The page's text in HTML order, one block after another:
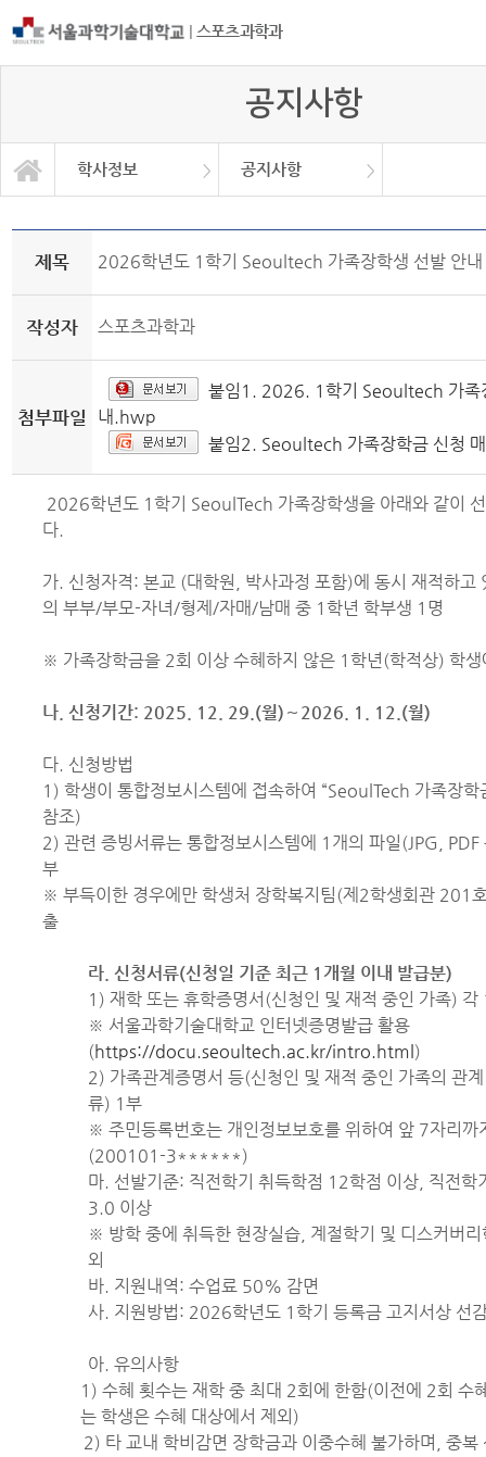
| 스포츠과학과
공지사항
학사정보 공지사항
학과소개
교과과정
학사정보
대학원
정보광장
커뮤니티
학사일정
공지사항
자유게시판
취업정보
자료실
제목 2026학년도 1학기 Seoultech 가족장학생 선발 안내
작성자 스포츠과학과
첨부파일
붙임1. 2026. 1학기 Seoultech 가족
내.hwp
붙임2. Seoultech 가족장학금 신청
2026학년도 1학기 SeoulTech 가족장학생을 아래와 같이
다.
가. 신청자격: 본교 (대학원, 박사과정 포함)에 동시 재적하고
의 부부/부모-자녀/형제/자매/남매 중 1학년 학부생 1명
※ 가족장학금을 2회 이상 수혜하지 않은 1학년(학적상) 학생
나. 신청기간: 2025. 12. 29.(월)～2026. 1. 12.(월)
다. 신청방법
1) 학생이 통합정보시스템에 접속하여 “SeoulTech 가족장학
참조)
2) 관련 증빙서류는 통합정보시스템에 1개의 파일(JPG, PDF
부
※ 부득이한 경우에만 학생처 장학복지팀(제2학생회관 201
출
라. 신청서류(신청일 기준 최근 1개월 이내 발급분)
1) 재학 또는 휴학증명서(신청인 및 재적 중인 가족) 각
※ 서울과학기술대학교 인터넷증명발급 활용
(https://docu.seoultech.ac.kr/intro.html)
2) 가족관계증명서 등(신청인 및 재적 중인 가족의 관
류) 1부
※ 주민등록번호는 개인정보보호를 위하여 앞 7자리까
(200101-3******)
마. 선발기준: 직전학기 취득학점 12학점 이상, 직전학
3.0 이상
※ 방학 중에 취득한 현장실습, 계절학기 및 디스커버
외
바. 지원내역: 수업료 50% 감면
사. 지원방법: 2026학년도 1학기 등록금 고지서상 선
아. 유의사항
1) 수혜 횟수는 재학 중 최대 2회에 한함(이전에 2회 수
는 학생은 수혜 대상에서 제외)
2) 타 교내 학비감면 장학금과 이중수혜 불가하며, 중복